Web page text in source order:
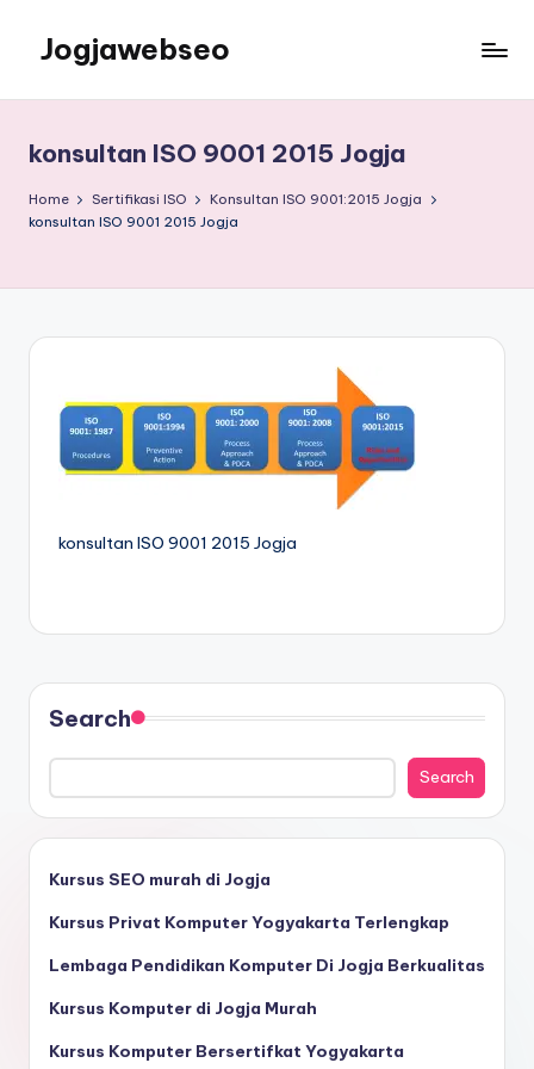
Jogjawebseo
konsultan ISO 9001 2015 Jogja
Home Sertifikasi ISO
Konsultan ISO 9001:2015 Jogja
konsultan ISO 9001 2015 Jogja
konsultan ISO 9001 2015 Jogja
Search
Search
Kursus SEO murah di Jogja
Kursus Privat Komputer Yogyakarta Terlengkap
Lembaga Pendidikan Komputer Di Jogja Berkualitas
Kursus Komputer di Jogja Murah
Kursus Komputer Bersertifkat Yogyakarta